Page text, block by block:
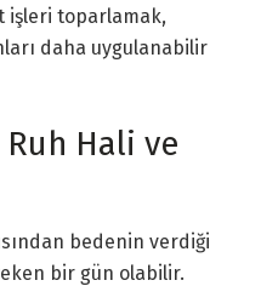
işleri toparlamak,
daha uygulanabilir
Ruh Hali ve
bedenin verdiği
bir gün olabilir.